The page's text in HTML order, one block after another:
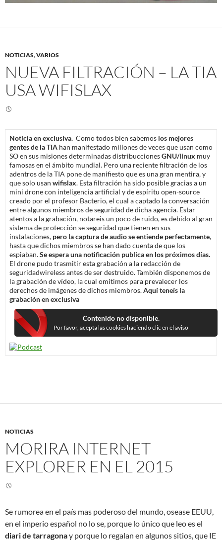
NOTICIAS,VARIOS
NUEVA FILTRACIÓN – LA TIA
USA WIFISLAX
Noticia en exclusiva. Como todos bien sabemos los mejores
gentes de la TIA han manifestado millones de veces que usan como
SO en sus misiones determinadas distribuccionesGNU/linux muy
famosas en el ámbito mundial. Pero una reciente filtración de los
adentros de la TIA pone de manifiesto que es una gran mentira, y
que solo usan wifislax. Esta filtración ha sido posible gracias a un
mini drone con inteligencia artificial y de espíritu open-source
creado por el profesor Bacterio, el cual a captado la conversación
entre algunos miembros de seguridad de dicha agencia. Estar
atentos a la grabación, notareis un poco de ruido, es debido al gran
sistema de protección se seguridad que tienen en sus
instalaciones, pero la captura de audio se entiende perfectamente,
hasta que dichos miembros se han dado cuenta de que los
espiaban.Se espera una notificación publica en los próximos días.
El drone pudo trasmitir esta grabación a la redacción de
seguridadwireless antes de ser destruido. También disponemos de
la grabación de vídeo, la cual omitimos para prevalecer los
derechos de imágenes de dichos miembros.Aquí teneís la
grabación en exclusiva
Contenido no disponible.
Por favor, acepta las cookies haciendo clic en el aviso
NOTICIAS
MORIRA INTERNET
EXPLORER EN EL 2015
Se rumorea en el país mas poderoso del mundo, osease EEUU,
en el imperio español no lo se, porque lo único que leo es el
diari de tarragonay porque lo regalan en algunos sitios, que IE